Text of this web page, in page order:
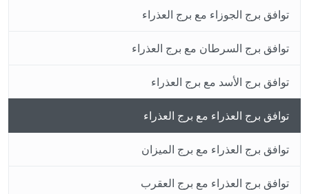
توافق برج الجوزاء مع برج العذراء
توافق برج السرطان مع برج العذراء
توافق برج الأسد مع برج العذراء
توافق برج العذراء مع برج العذراء
توافق برج العذراء مع برج الميزان
توافق برج العذراء مع برج العقرب